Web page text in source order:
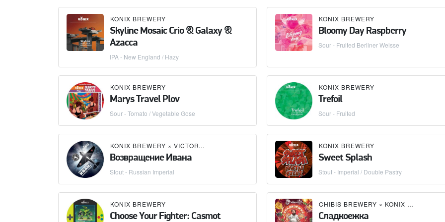
KONIX BREWERY
Skyline Mosaic Crio & Galaxy &
Azacca
IPA - New England / Hazy
KONIX BREWERY
Bloomy Day Raspberry
Sour - Fruited Berliner Weisse
KONIX BREWERY
Marys Travel Plov
Sour - Tomato / Vegetable Gose
KONIX BREWERY
Trefoil
Sour - Fruited
KONIX BREWERY × VICTORY ART BREW
Возвращение Ивана
Stout - Russian Imperial
KONIX BREWERY
Sweet Splash
Stout - Imperial / Double Pastry
KONIX BREWERY
Choose Your Fighter: Casmot
CHIBIS BREWERY × KONIX BREWERY
Сладкоежка